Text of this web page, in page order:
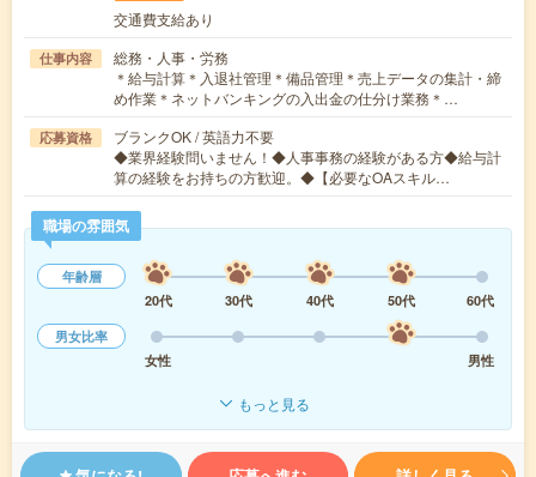
交通費支給あり
仕事内容
総務・人事・労務
＊給与計算＊入退社管理＊備品管理＊売上データの集計・締
め作業＊ネットバンキングの入出金の仕分け業務＊…
応募資格
ブランクOK / 英語力不要
◆業界経験問いません！◆人事事務の経験がある方◆給与計
算の経験をお持ちの方歓迎。◆【必要なOAスキル…
職場の雰囲気
年齢層
20代
30代 40代 50代
60代
男女比率
女性
男性
もっと見る